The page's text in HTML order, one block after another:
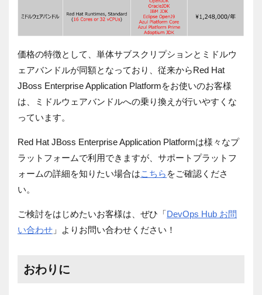
価格の特徴として、単体サブスクリプションとミドルウ
ェアバンドルが同額となっており、従来からRed Hat
JBoss Enterprise Application Platformをお使いのお客様
は、ミドルウェアバンドルへの乗り換えが行いやすくな
っています。
Red Hat JBoss Enterprise Application Platformは様々なプ
ラットフォームで利用できますが、サポートプラットフ
ォームの詳細を知りたい場合はこちら をご確認くださ
い。
ご検討をはじめたいお客様は、ぜひ「DevOps Hub お問
い合わせ 」よりお問い合わせください！
おわりに